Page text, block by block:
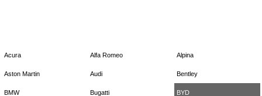
Acura Alfa Romeo Alpina
Aston Martin Audi Bentley
BMW Bugatti BYD